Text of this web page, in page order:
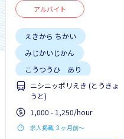
アルバイト
えきから ちかい
みじかいじかん
こうつうひ あり
しゅう2、3にち
土日 しごと
ニシニッポリえき (とうきょ
うと)
1,000 - 1,250/hour
求人掲載 ３ヶ月前〜